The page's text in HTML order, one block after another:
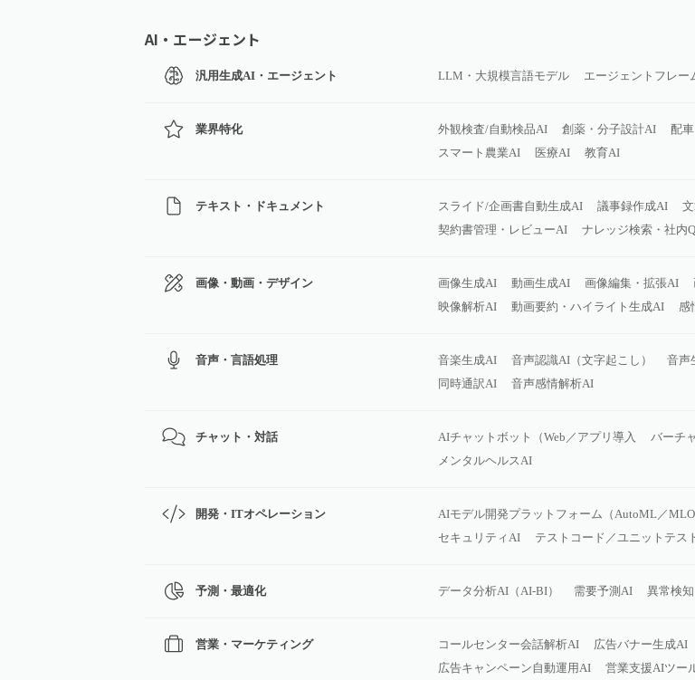
AI・エージェント
汎用生成AI・エージェント LLM・大規模言語モデル エージェントフレー
業界特化 外観検査/自動検品AI 創薬・分子設計AI 配
スマート農業AI
医療AI 教育AI
テキスト・ドキュメント スライド/企画書自動生成AI 議事録作成AI
契約書管理・レビューAI
ナレッジ検索・社内
画像・動画・デザイン 画像生成AI 動画生成AI 画像編集・拡張AI
映像解析AI
動画要約・ハイライト生成AI 感
音声・言語処理 音楽生成AI 音声認識AI（文字起こし） 音声
同時通訳AI
音声感情解析AI
チャット・対話 AIチャットボット（Web／アプリ導入 バーチ
メンタルヘルスAI
開発・ITオペレーション AIモデル開発プラットフォーム（AutoML／
セキュリティAI
テストコード／ユニットテス
予測・最適化 データ分析AI（AI‑BI） 需要予測AI 異常検
営業・マーケティング コールセンター会話解析AI 広告バナー生成AI
広告キャンペーン自動運用AI
営業支援AIツー